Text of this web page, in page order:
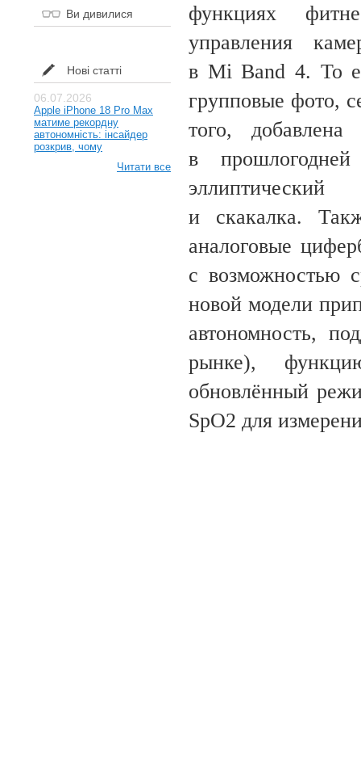
Ви дивилися
Нові статті
06.07.2026
Apple iPhone 18 Pro Max
матиме рекордну
автономність: інсайдер
розкрив, чому
Читати все
функциях
управления
в Mi Band 4. То
групповые фото,
того,
в
и
скакалка.
аналоговые
с возможностью
новой модели
автономность,
рынке),
обновлённый
SpО2 для